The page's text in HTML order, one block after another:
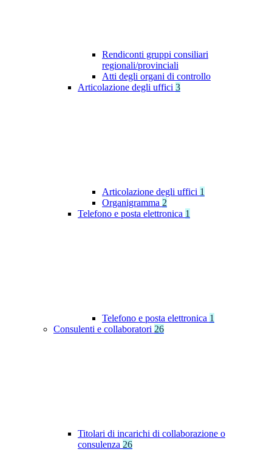
Rendiconti gruppi consiliari
regionali/provinciali
Atti degli organi di controllo
Articolazione degli uffici 3
Articolazione degli uffici 1
Organigramma 2
Telefono e posta elettronica 1
Telefono e posta elettronica 1
Consulenti e collaboratori 26
Titolari di incarichi di collaborazione o
consulenza 26